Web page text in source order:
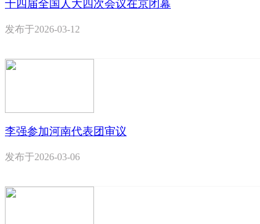
十四届全国人大四次会议在京闭幕
发布于2026-03-12
李强参加河南代表团审议
发布于2026-03-06